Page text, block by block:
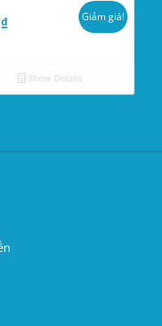
₫Giá
là:
45.500.000 ₫.
Giảm giá!
Show Details